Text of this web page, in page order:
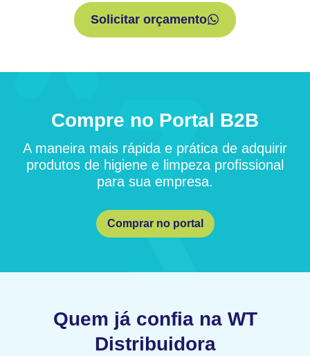
Solicitar orçamento
Compre no Portal B2B
A maneira mais rápida e prática de adquirir
produtos de higiene e limpeza profissional
para sua empresa.
Comprar no portal
Quem já confia na WT
Distribuidora